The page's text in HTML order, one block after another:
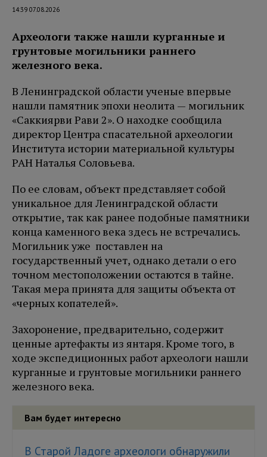
14:39 07.08.2026
Археологи также нашли курганные и
грунтовые могильники раннего
железного века.
В Ленинградской области ученые впервые
нашли памятник эпохи неолита — могильник
«Саккиярви Рави 2». О находке сообщила
директор Центра спасательной археологии
Института истории материальной культуры
РАН Наталья Соловьева.
По ее словам, объект представляет собой
уникальное для Ленинградской области
открытие, так как ранее подобные памятники
конца каменного века здесь не встречались.
Могильник уже поставлен на
государственный учет, однако детали о его
точном местоположении остаются в тайне.
Такая мера принята для защиты объекта от
«черных копателей».
Захоронение, предварительно, содержит
ценные артефакты из янтаря. Кроме того, в
ходе экспедиционных работ археологи нашли
курганные и грунтовые могильники раннего
железного века.
Вам будет интересно
В Старой Ладоге археологи обнаружили